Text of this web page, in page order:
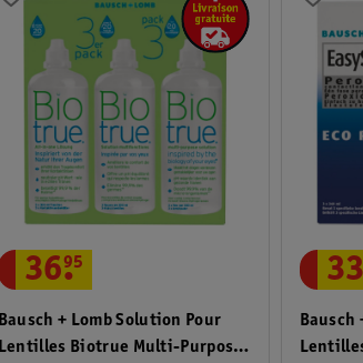
Bausch + Lomb Solution Pour
Lentilles Biotrue Multi-Purpose
36.
95
Bausch
33